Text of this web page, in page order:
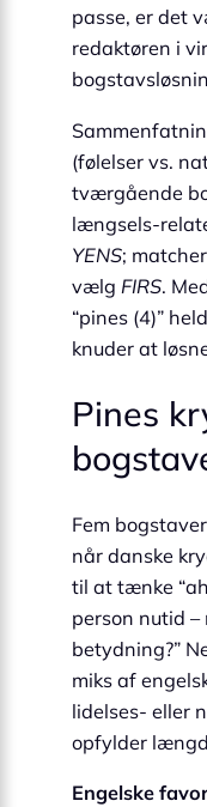
passe, er det
redaktøren i
(følelser vs.
tværgående
længsels-
YENS;
vælg FIRS.
“pines (4)”
knuder at
Pines
Fem
når danske
til at tænke
person nutid
betydning?”
miks af
lidelses- eller
opfylder
Engelske